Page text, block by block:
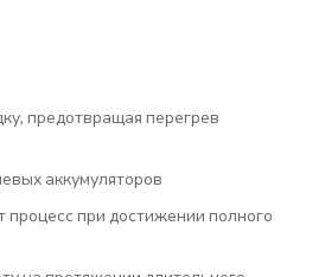
предотвращая перегрев
аккумуляторов
процесс при достижении полного